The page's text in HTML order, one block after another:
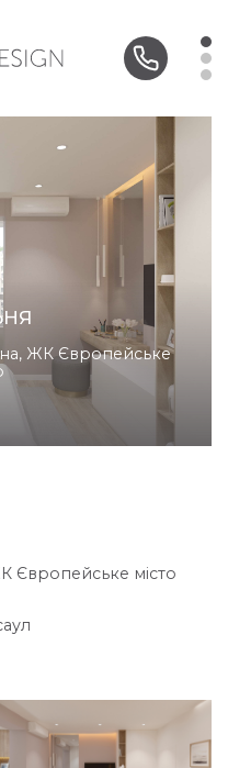
ЖК Європейське
Європейське місто